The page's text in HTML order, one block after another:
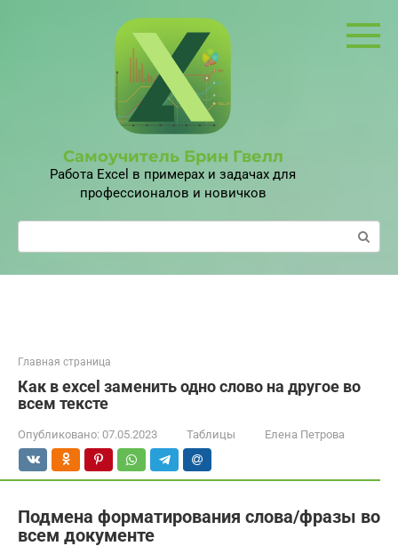
Самоучитель Брин Гвелл
Работа Excel в примерах и задачах для
профессионалов и новичков
Поиск:
Главная страница
Как в excel заменить одно слово на другое во
всем тексте
Опубликовано: 07.05.2023 Таблицы Елена Петрова
Подмена форматирования слова/фразы во
всем документе